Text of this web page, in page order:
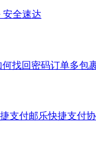
安全速达
何找回密码订单多包
支付邮乐快捷支付